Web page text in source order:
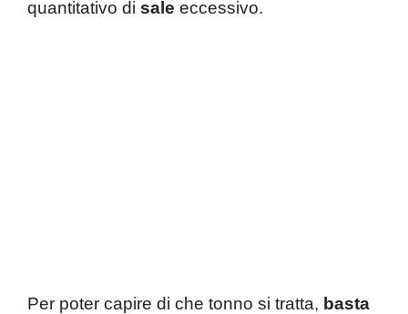
quantitativo di sale eccessivo.
Per poter capire di che tonno si tratta, basta